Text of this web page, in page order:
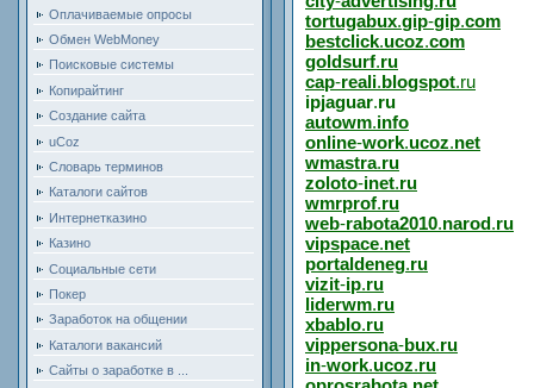
Оплачиваемые опросы
Обмен WebMoney
Поисковые системы
Копирайтинг
Создание сайта
uCoz
Словарь терминов
Каталоги сайтов
Интернетказино
Казино
Социальные сети
Покер
Заработок на общении
Каталоги вакансий
Сайты о заработке в ...
tortugabux.gip-gip.com
bestclick.ucoz.com
goldsurf.ru
cap-reali.blogspot.ru
ipjaguar.ru
autowm.info
online-work.ucoz.net
wmastra.ru
zoloto-inet.ru
wmrprof.ru
web-rabota2010.narod.ru
vipspace.net
portaldeneg.ru
vizit-ip.ru
liderwm.ru
xbablo.ru
vippersona-bux.ru
in-work.ucoz.ru